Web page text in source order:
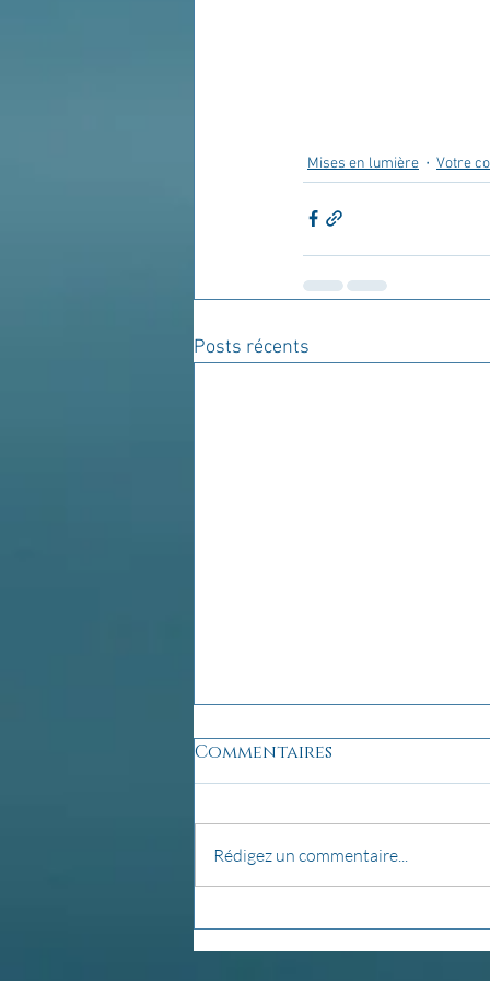
Mises en lumière Votre
Posts récents
La pensée du jour...
Commentaires
Rédigez un commentaire...